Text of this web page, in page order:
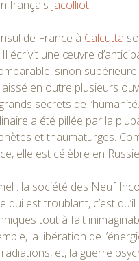
français Jacolliot.
de France à Calcutta
Il écrivit une œuvre
sinon
en outre plusieurs
secrets de
a été pillée par la
et thaumaturges.
elle est célèbre en
: la société des Neuf
qui est troublant, c’est
tout à fait
la libération de
et, la guerre